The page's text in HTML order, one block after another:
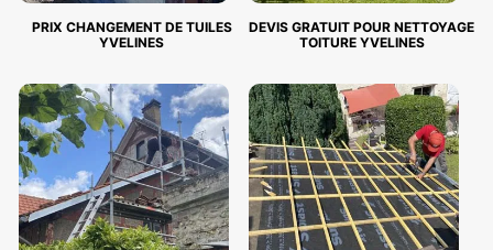
PRIX CHANGEMENT DE TUILES
YVELINES
DEVIS GRATUIT POUR NETTOYAGE
TOITURE YVELINES